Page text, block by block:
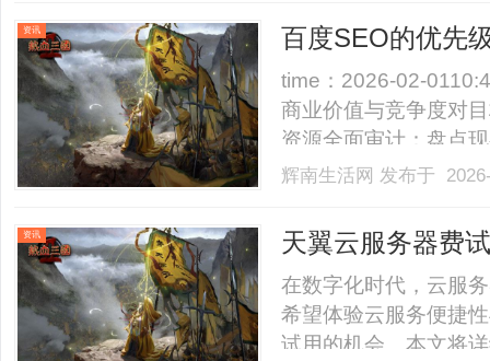
要具备多方面的素质
资讯 百度SEO的优先
time：2026-02-
商业价值与竞争度对
资源全面审计：盘点
设定可度量的进展指
新，预备应急优化方
辉南生活网 发布于
资讯 天翼云服务器费
在数字化时代，云服
希望体验云服务便捷
试用的机会。本文将